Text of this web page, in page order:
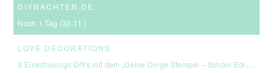
DIYNACHTEN.DE
Noch 1 Tag (30.11.)
LOVE DECORATIONS
3 Einschulungs DIYs mit dem „Deine Dinge Stempel – School Edition“ #BackToSchool + Gewinnspiel